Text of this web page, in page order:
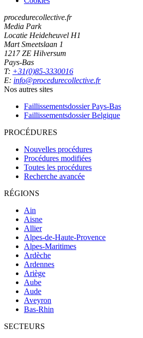
procedurecollective.fr
Media Park
Locatie Heideheuvel H1
Mart Smeetslaan 1
1217 ZE Hilversum
Pays-Bas
T: +31(0)85-3330016
E: info@procedurecollective.fr
Nos autres sites
Faillissementsdossier Pays-Bas
Faillissementsdossier Belgique
PROCÉDURES
Nouvelles procédures
Procédures modifiées
Toutes les procédures
Recherche avancée
RÉGIONS
Ain
Aisne
Allier
Alpes-de-Haute-Provence
Alpes-Maritimes
Ardèche
Ardennes
Ariège
Aube
Aude
Aveyron
Bas-Rhin
SECTEURS